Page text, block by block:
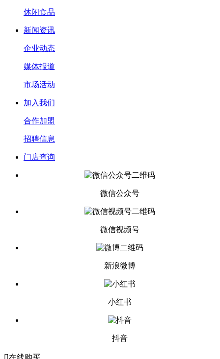
休闲食品
新闻资讯
企业动态
媒体报道
市场活动
加入我们
合作加盟
招聘信息
门店查询
微信公众号
微信视频号
新浪微博
小红书
抖音